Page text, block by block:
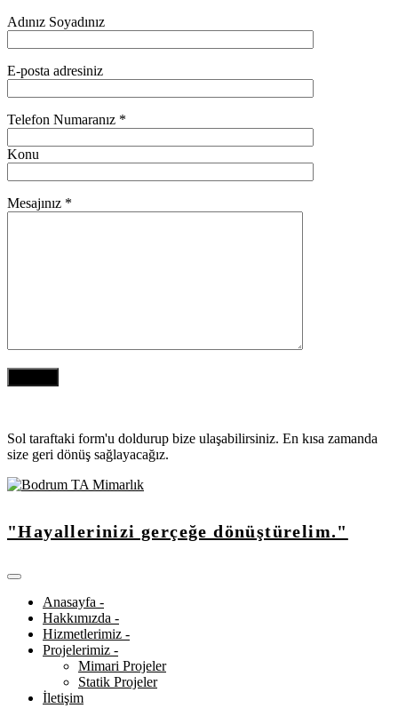
Adınız Soyadınız
E-posta adresiniz
Telefon Numaranız *
Konu
Mesajınız *
Sol taraftaki form'u doldurup bize ulaşabilirsiniz. En kısa zamanda
size geri dönüş sağlayacağız.
"Hayallerinizi gerçeğe dönüştürelim."
Anasayfa -
Hakkımızda -
Hizmetlerimiz -
Projelerimiz -
Mimari Projeler
Statik Projeler
İletişim